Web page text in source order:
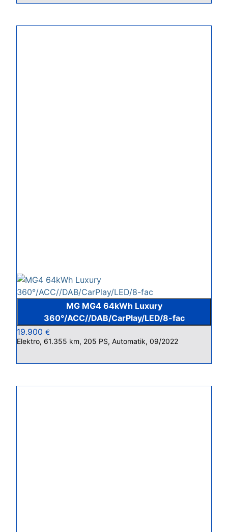
MG MG4 64kWh Luxury
360°/ACC//DAB/CarPlay/LED/8-fac
19.900 €
Elektro, 61.355 km, 205 PS, Automatik, 09/2022